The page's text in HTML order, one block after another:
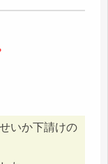
いか下請けの